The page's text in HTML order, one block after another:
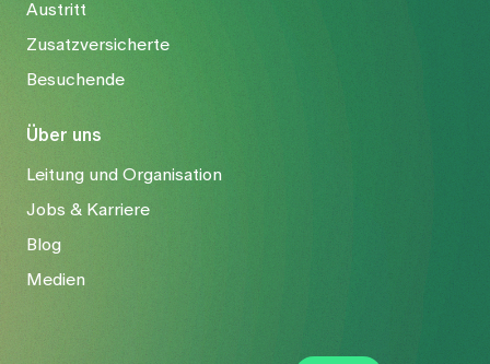
Austritt
Zusatzversicherte
Besuchende
Über uns
Leitung und Organisation
Jobs & Karriere
Blog
Medien